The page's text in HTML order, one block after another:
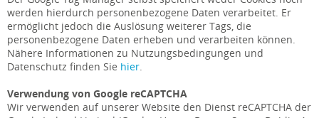
werden hierdurch personenbezogene Daten verarbeitet. Er
ermöglicht jedoch die Auslösung weiterer Tags, die
personenbezogene Daten erheben und verarbeiten können.
Nähere Informationen zu Nutzungsbedingungen und
Datenschutz finden Sie hier.
Verwendung von Google reCAPTCHA
Wir verwenden auf unserer Website den Dienst reCAPTCHA der